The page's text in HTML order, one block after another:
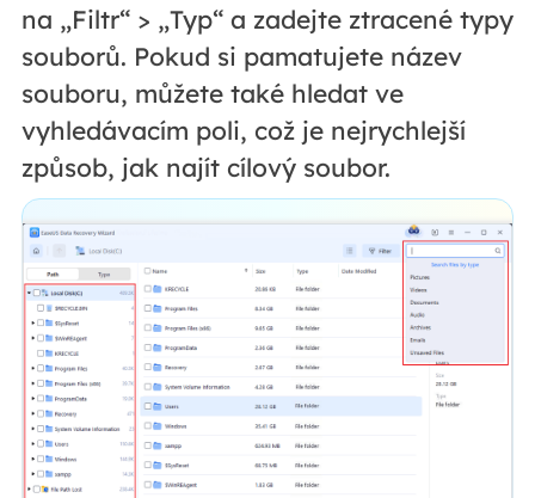
na „Filtr“ > „Typ“ a zadejte ztracené typy
souborů. Pokud si pamatujete název
souboru, můžete také hledat ve
vyhledávacím poli, což je nejrychlejší
způsob, jak najít cílový soubor.